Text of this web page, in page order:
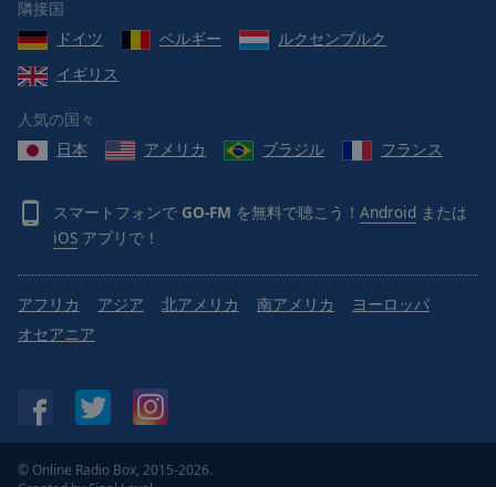
Done
Close
Dialog
dialog
隣接国
ドイツ
ベルギー
ルクセンブルク
イギリス
人気の国々
日本
アメリカ ブラジル フランス
スマートフォンで GO-FM を無料で聴こう！ Android または
iOS アプリで！
アフリカ アジア 北アメリカ 南アメリカ
ヨーロッパ
オセアニア
© Online Radio Box, 2015-2026.